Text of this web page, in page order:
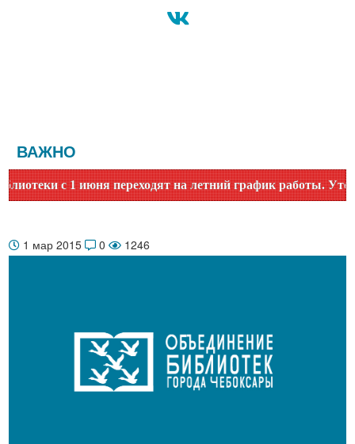
ВАЖНО
переходят на летний график работы. Уточняйте
1 мар 2015 0 1246